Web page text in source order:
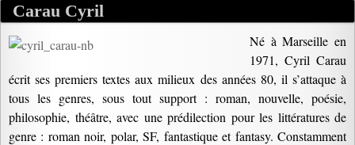
Carau Cyril
Né à Marseille en
1971, Cyril Carau
écrit ses premiers textes aux milieux des années 80, il s’attaque à
tous les genres, sous tout support : roman, nouvelle, poésie,
philosophie, théâtre, avec une prédilection pour les littératures de
genre : roman noir, polar, SF, fantastique et fantasy. Constamment